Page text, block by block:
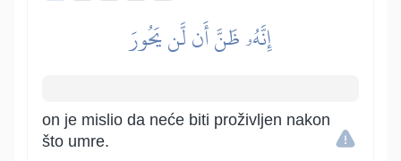
إِنَّهُۥ ظَنَّ أَن لَّن يَحُورَ
on je mislio da neće biti proživljen nakon
što umre.